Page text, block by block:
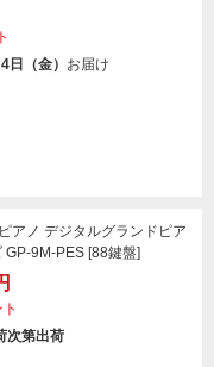
日（金） お届け
アノ デジタルグランドピア
GP-9M-PES [88鍵盤]
次第出荷